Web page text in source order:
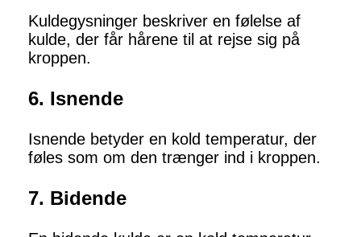
Kuldegysninger beskriver en følelse af
kulde, der får hårene til at rejse sig på
kroppen.
6. Isnende
Isnende betyder en kold temperatur, der
føles som om den trænger ind i kroppen.
7. Bidende